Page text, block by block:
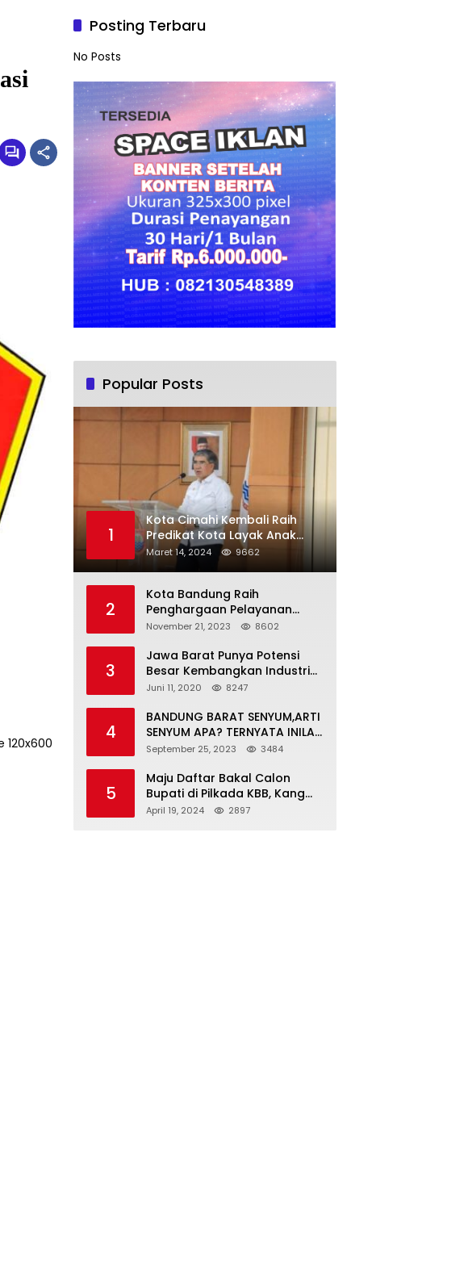
Posting Terbaru
No Posts
Popular Posts
1
Kota Cimahi Kembali Raih
Predikat Kota Layak Anak
2024
Maret 14, 2024 9662
2
Kota Bandung Raih
Penghargaan Pelayanan
Publik Terbaik Tahun 2023
November 21, 2023 8602
3
Jawa Barat Punya Potensi
Besar Kembangkan Industri
Kreatif di Era Normal Baru
Juni 11, 2020 8247
4
BANDUNG BARAT SENYUM,ARTI
SENYUM APA? TERNYATA INILAH
SINGKATAN DAN MAKNANYA
September 25, 2023 3484
5
Maju Daftar Bakal Calon
Bupati di Pilkada KBB, Kang
ABR Terdepan Siap Bersaing
April 19, 2024 2897